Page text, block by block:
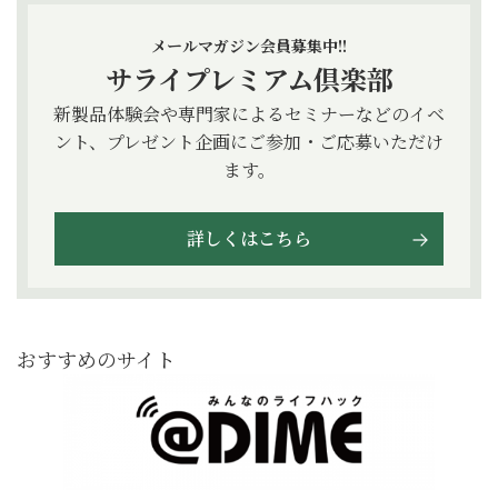
メールマガジン会員募集中!!
サライプレミアム倶楽部
新製品体験会や専門家によるセミナーなどのイベ
ント、プレゼント企画にご参加・ご応募いただけ
ます。
詳しくはこちら
おすすめのサイト